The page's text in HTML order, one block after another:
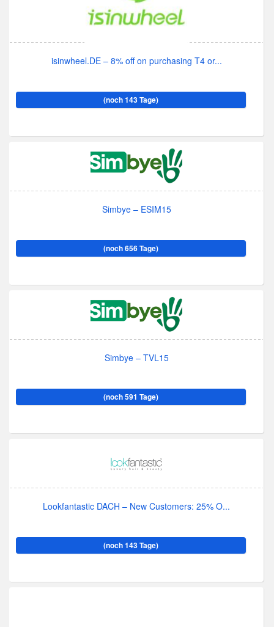
isinwheel.DE – 8% off on purchasing T4 or...
(noch 143 Tage)
Simbye – ESIM15
(noch 656 Tage)
Simbye – TVL15
(noch 591 Tage)
Lookfantastic DACH – New Customers: 25% O...
(noch 143 Tage)